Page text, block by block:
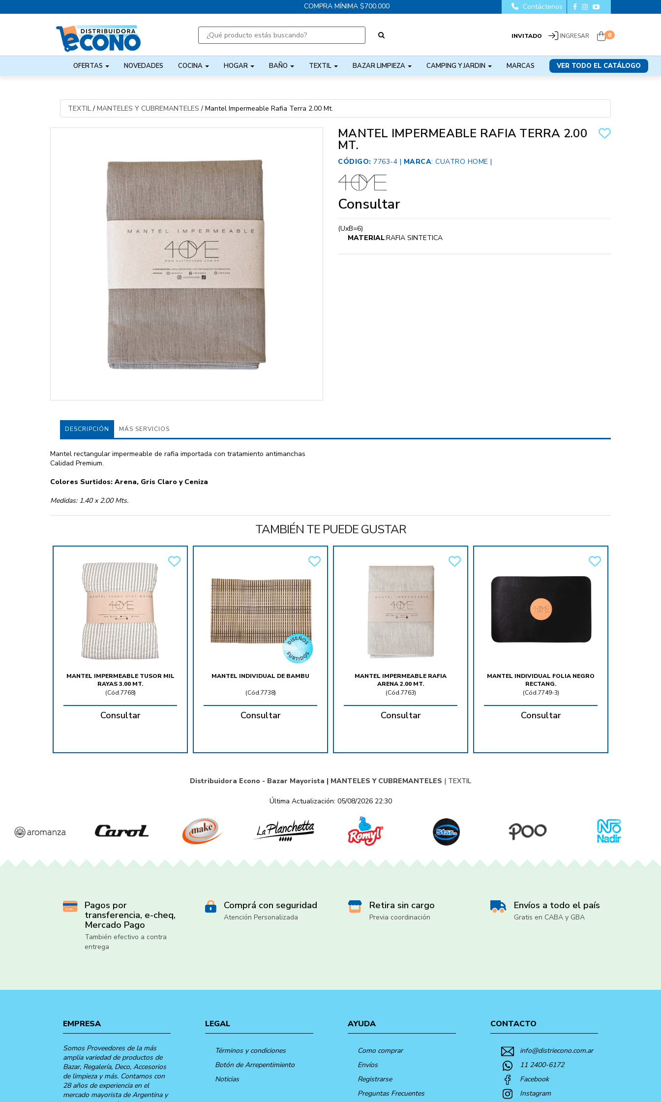
COMPRA MÍNIMA $700.000
INVITADO INGRESAR 0
OFERTAS NOVEDADES COCINA HOGAR BAÑO TEXTIL BAZAR LIMPIEZA CAMPING Y JARDIN MARCAS VER TODO EL CATÁLOGO
Contáctenos
TEXTIL/ MANTELES Y CUBREMANTELES / Mantel Impermeable Rafia Terra 2.00 Mt.
MANTEL IMPERMEABLE RAFIA TERRA 2.00
MT.
CÓDIGO: 7763-4 | MARCA: CUATRO HOME |
Consultar
(UxB=6)
MATERIAL:RAFIA SINTETICA
DESCRIPCIÓN MÁS SERVICIOS
Mantel rectangular impermeable de rafia importada con tratamiento antimanchas
Calidad Premium.
Colores Surtidos: Arena, Gris Claro y Ceniza
Medidas: 1.40 x 2.00 Mts.
TAMBIÉN TE PUEDE GUSTAR
MANTEL IMPERMEABLE TUSOR MIL
RAYAS 3.00 MT.
(Cód.7768)
Consultar
MANTEL INDIVIDUAL DE BAMBU
(Cód.7738)
Consultar
MANTEL IMPERMEABLE RAFIA
ARENA 2.00 MT.
(Cód.7763)
Consultar
MANTEL INDIVIDUAL FOLIA NEGRO
RECTANG.
(Cód.7749-3)
Consultar
Distribuidora Econo - Bazar Mayorista | MANTELES Y CUBREMANTELES | TEXTIL
Última Actualización: 05/08/2026 22:30
Pagos por
transferencia, e-cheq,
Mercado Pago
También efectivo a contra
entrega
Comprá con seguridad
Atención Personalizada
Retira sin cargo
Previa coordinación
Envíos a todo el país
Gratis en CABA y GBA
EMPRESA
Somos Proveedores de la más
amplia variedad de productos de
Bazar, Regalería, Deco, Accesorios
de limpieza y más. Contamos con
28 años de experiencia en el
mercado mayorista de Argentina y
LEGAL
Términos y condiciones
Botón de Arrepentimiento
Noticias
AYUDA
Como comprar
Envíos
Registrarse
Preguntas Frecuentes
CONTACTO
info@distriecono.com.ar
11 2400-6172
Facebook
Instagram